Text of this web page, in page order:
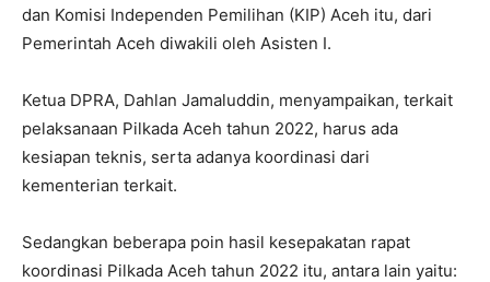
dan Komisi Independen Pemilihan (KIP) Aceh itu, dari
Pemerintah Aceh diwakili oleh Asisten I.
Ketua DPRA, Dahlan Jamaluddin, menyampaikan, terkait
pelaksanaan Pilkada Aceh tahun 2022, harus ada
kesiapan teknis, serta adanya koordinasi dari
kementerian terkait.
Sedangkan beberapa poin hasil kesepakatan rapat
koordinasi Pilkada Aceh tahun 2022 itu, antara lain yaitu: